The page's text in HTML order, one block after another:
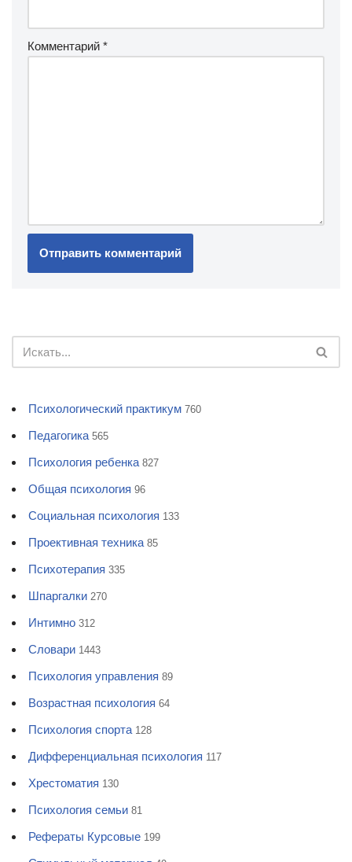
Комментарий *
Психологический практикум 760
Педагогика 565
Психология ребенка 827
Общая психология 96
Социальная психология 133
Проективная техника 85
Психотерапия 335
Шпаргалки 270
Интимно 312
Словари 1443
Психология управления 89
Возрастная психология 64
Психология спорта 128
Дифференциальная психология 117
Хрестоматия 130
Психология семьи 81
Рефераты Курсовые 199